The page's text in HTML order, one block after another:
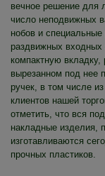
вечное решение для
число неподвижных
нобов и
раздвижных входных
компактную
вырезанном под нее
ручек, в том числе
клиентов нашей
отметить, что вся
накладные изделия,
изготавливаются
прочных пластиков.